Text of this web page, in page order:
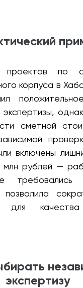
по
корпуса в
сметной
включены
рублей —
требовались
позволила
для
экспертизу